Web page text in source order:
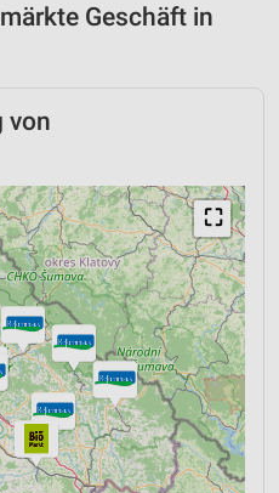
Geschäft in
von
⛶